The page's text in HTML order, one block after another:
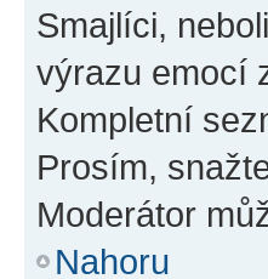
Smajlíci,
výrazu emocí
Kompletní
Prosím,
Moderátor
Nahoru